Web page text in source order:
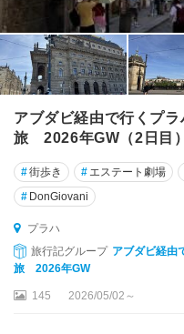
ブ
ロ
ト
ブ
ノ
プ
ル
ゼ
ヘ
プ
アブダビ経由で行くプ
旅 2026年GW（2日目）
#街歩き # エステート劇場
# DonGiovani
プラハ
旅行記グループ アブダビ経由
旅 2026年GW
145 2026/05/02～